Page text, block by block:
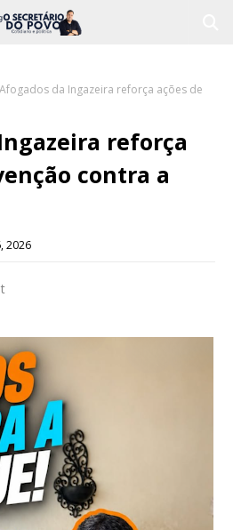
Afogados da Ingazeira reforça ações de
reforça
contra a
2026